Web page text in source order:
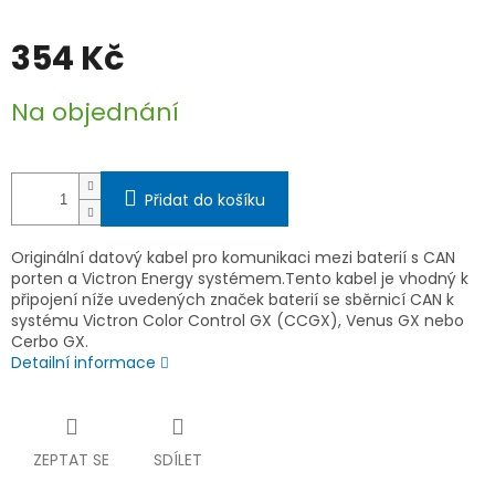
354 Kč
cena:
Na objednání
Přidat do košíku
Originální datový kabel pro komunikaci mezi baterií s CAN
porten a Victron Energy systémem.Tento kabel je vhodný k
připojení níže uvedených značek baterií se sběrnicí CAN k
systému Victron Color Control GX (CCGX), Venus GX nebo
Cerbo GX.
Detailní informace
ZEPTAT SE SDÍLET